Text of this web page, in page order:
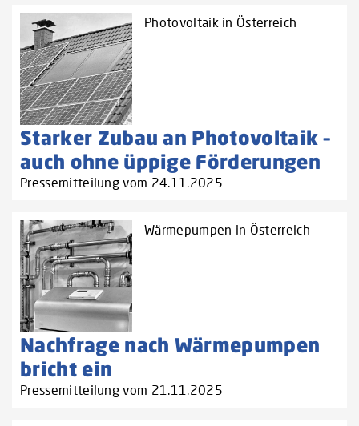
Photovoltaik in Österreich
Starker Zubau an Photovoltaik –
auch ohne üppige Förderungen
Pressemitteilung vom 24.11.2025
Wärmepumpen in Österreich
Nachfrage nach Wärmepumpen
bricht ein
Pressemitteilung vom 21.11.2025